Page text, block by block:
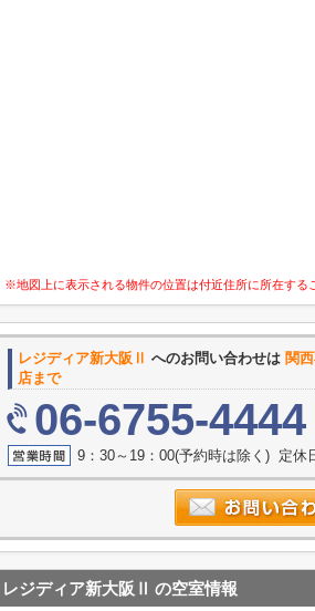
※地図上に表示される物件の位置は付近住所に所在する
レジディア新大阪Ⅱ へのお問い合わせは 関
店まで
06-6755-4444
9：30～19：00(予約時は除く) 定休
レジディア新大阪Ⅱ の空室情報